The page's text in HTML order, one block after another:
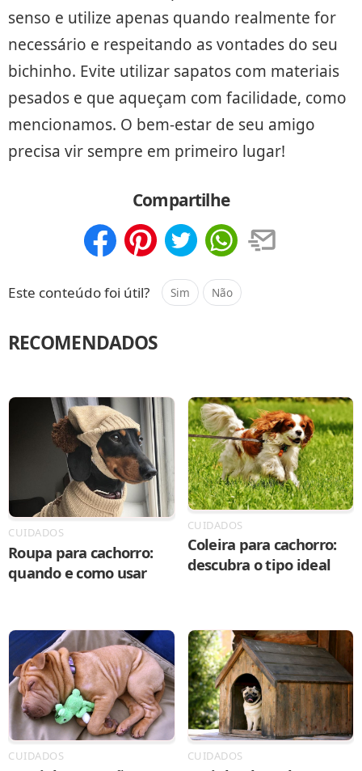
senso e utilize apenas quando realmente for
necessário e respeitando as vontades do seu
bichinho. Evite utilizar sapatos com materiais
pesados e que aqueçam com facilidade, como
mencionamos. O bem-estar de seu amigo
precisa vir sempre em primeiro lugar!
Compartilhe
Este conteúdo foi útil? Sim Não
RECOMENDADOS
CUIDADOS
Roupa para cachorro:
quando e como usar
CUIDADOS
Coleira para cachorro:
descubra o tipo ideal
CUIDADOS CUIDADOS